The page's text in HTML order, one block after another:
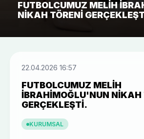
FUTBOLCUMUZ MELIH
NIKAH TÖRENI
22.04.2026 16:57
FUTBOLCUMUZ MELIH
İBRAHIMOĞLU'NUN NIKAH
GERÇEKLEŞTI.
KURUMSAL